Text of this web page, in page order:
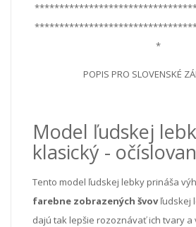
*
POPIS PRO SLOVENSKÉ
Model ľudskej
klasický -
Tento model ľudskej lebky prináša
farebne zobrazených švovľudskej
dajú tak lepšie rozoznávať ich tvary a